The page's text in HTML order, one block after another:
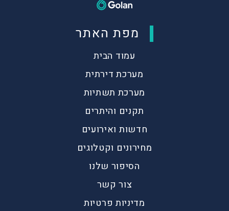
מפת האתר
עמוד הבית
מערכת דירתית
מערכת תשתיות
תקנים והיתרים
חדשות ואירועים
מחירונים וקטלוגים
הסיפור שלנו
צור קשר
מדיניות פרטיות